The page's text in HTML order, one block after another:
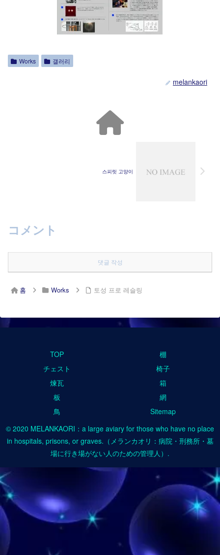
Works 갤러리
melankaori
스피릿 고양이
コメント
댓글 작성
홈 Works 토성 프로 레슬링
TOP
棚
チェスト
椅子
煉瓦
箱
板
網
鳥
Sitemap
© 2020 MELANKAORI：a large aviary for those who have no place
in hospitals, prisons, or graves.（メランカオリ：病院・刑務所・墓
場に行き場がない人のための管理人）.